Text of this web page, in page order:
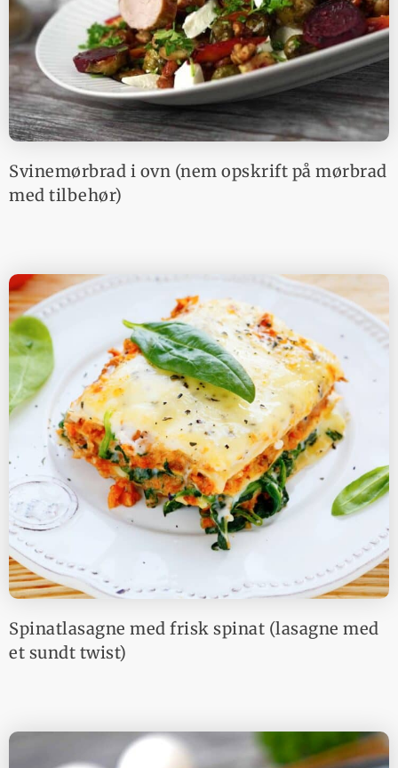
Svinemørbrad i ovn (nem opskrift på mørbrad
med tilbehør)
Spinatlasagne med frisk spinat (lasagne med
et sundt twist)